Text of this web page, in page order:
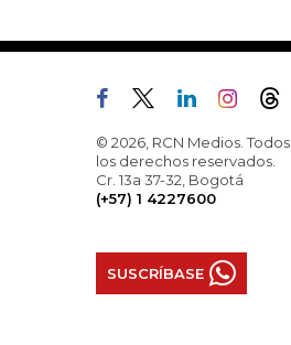
© 2026, RCN Medios. Todos
los derechos reservados.
Cr. 13a 37-32, Bogotá
(+57) 1 4227600
SUSCRÍBASE